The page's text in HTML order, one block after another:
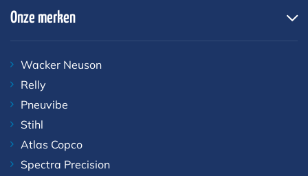
Onze merken
Wacker Neuson
Relly
Pneuvibe
Stihl
Atlas Copco
Spectra Precision